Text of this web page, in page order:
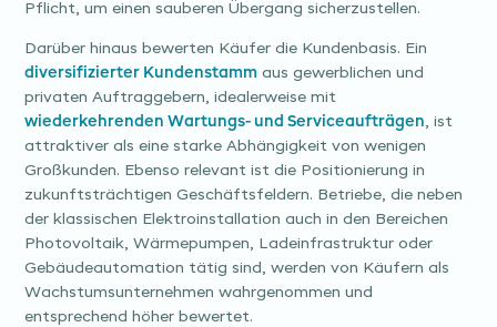
Pflicht, um einen sauberen Übergang sicherzustellen.
Darüber hinaus bewerten Käufer die Kundenbasis. Ein
diversifizierter Kundenstamm aus gewerblichen und
privaten Auftraggebern, idealerweise mit
wiederkehrenden Wartungs- und Serviceaufträgen, ist
attraktiver als eine starke Abhängigkeit von wenigen
Großkunden. Ebenso relevant ist die Positionierung in
zukunftsträchtigen Geschäftsfeldern. Betriebe, die neben
der klassischen Elektroinstallation auch in den Bereichen
Photovoltaik, Wärmepumpen, Ladeinfrastruktur oder
Gebäudeautomation tätig sind, werden von Käufern als
Wachstumsunternehmen wahrgenommen und
entsprechend höher bewertet.